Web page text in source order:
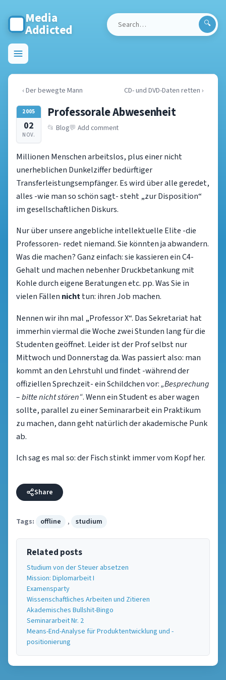
Media
Addicted
Search
Toggle
menu
‹ Der bewegte Mann CD- und DVD-Daten retten ›
2005
02
NOV.
Professorale Abwesenheit
Blog Add comment
Millionen Menschen arbeitslos, plus einer nicht
unerheblichen Dunkelziffer bedürftiger
Transferleistungsempfänger. Es wird über alle geredet,
alles -wie man so schön sagt- steht „zur Disposition“
im gesellschaftlichen Diskurs.
Nur über unsere angebliche intellektuelle Elite -die
Professoren- redet niemand. Sie könnten ja abwandern.
Was die machen? Ganz einfach: sie kassieren ein C4-
Gehalt und machen nebenher Druckbetankung mit
Kohle durch eigene Beratungen etc. pp. Was Sie in
vielen Fällen nichttun: ihren Job machen.
Nennen wir ihn mal „Professor X“. Das Sekretariat hat
immerhin viermal die Woche zwei Stunden lang für die
Studenten geöffnet. Leider ist der Prof selbst nur
Mittwoch und Donnerstag da. Was passiert also: man
kommt an den Lehrstuhl und findet -während der
offiziellen Sprechzeit- ein Schildchen vor:„Besprechung
– bitte nicht stören“. Wenn ein Student es aber wagen
sollte, parallel zu einer Seminararbeit ein Praktikum
zu machen, dann geht natürlich der akademische Punk
ab.
Ich sag es mal so: der Fisch stinkt immer vom Kopf her.
Share
Tags: offline , studium
Related posts
Studium von der Steuer absetzen
Mission: Diplomarbeit I
Examensparty
Wissenschaftliches Arbeiten und Zitieren
Akademisches Bullshit-Bingo
Seminararbeit Nr. 2
Means-End-Analyse für Produktentwicklung und -
positionierung